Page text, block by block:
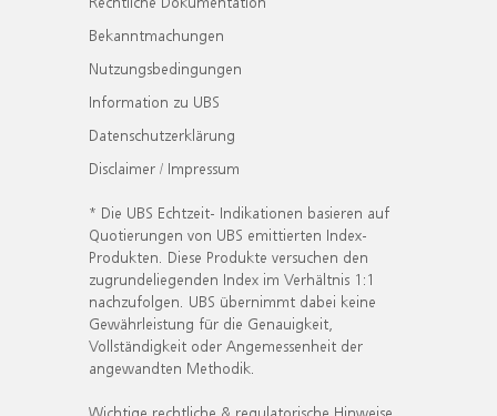
Bekanntmachungen
Nutzungsbedingungen
Information zu UBS
Datenschutzerklärung
Disclaimer / Impressum
* Die UBS Echtzeit- Indikationen basieren auf
Quotierungen von UBS emittierten Index-
Produkten. Diese Produkte versuchen den
zugrundeliegenden Index im Verhältnis 1:1
nachzufolgen. UBS übernimmt dabei keine
Gewährleistung für die Genauigkeit,
Vollständigkeit oder Angemessenheit der
angewandten Methodik.